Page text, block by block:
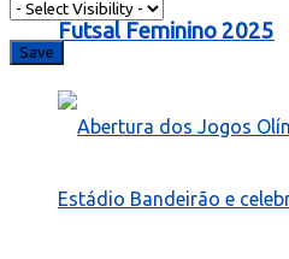
Futsal Feminino 2025